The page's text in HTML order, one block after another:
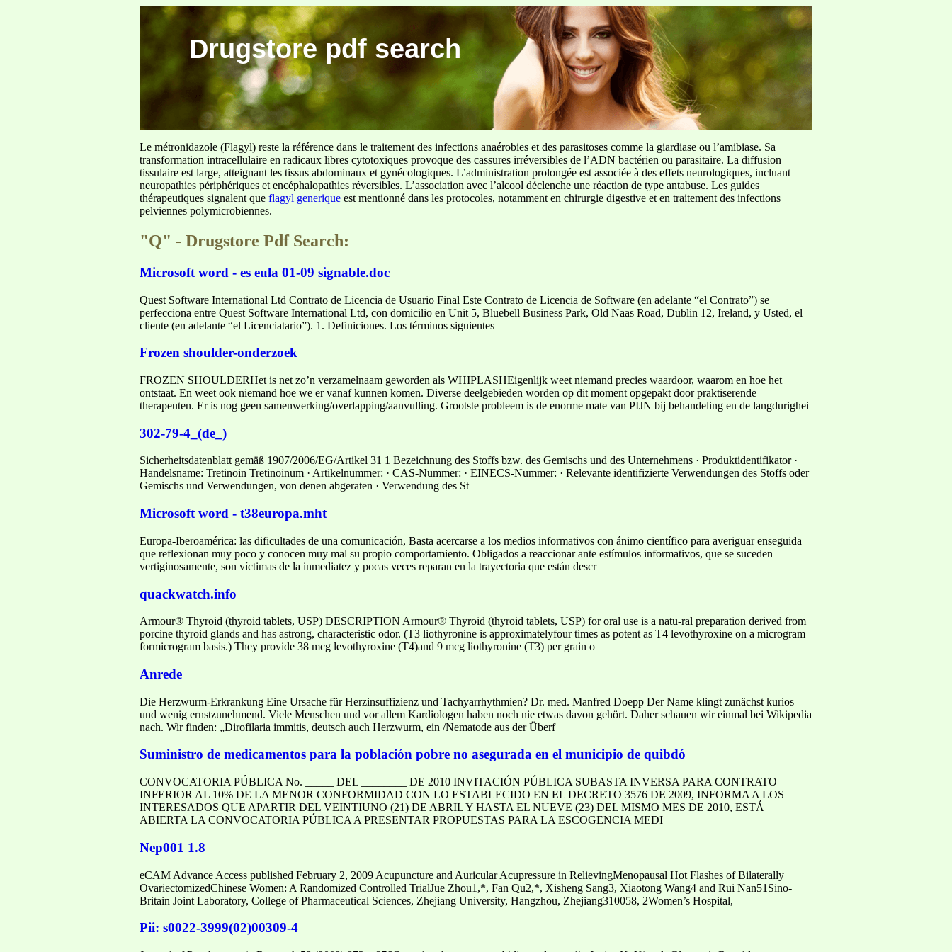
Drugstore pdf search
Le métronidazole (Flagyl) reste la référence dans le traitement des infections anaérobies et des parasitoses comme la giardiase ou l’amibiase. Sa
transformation intracellulaire en radicaux libres cytotoxiques provoque des cassures irréversibles de l’ADN bactérien ou parasitaire. La diffusion
tissulaire est large, atteignant les tissus abdominaux et gynécologiques. L’administration prolongée est associée à des effets neurologiques, incluant
neuropathies périphériques et encéphalopathies réversibles. L’association avec l’alcool déclenche une réaction de type antabuse. Les guides
thérapeutiques signalent que flagyl generique est mentionné dans les protocoles, notamment en chirurgie digestive et en traitement des infections
pelviennes polymicrobiennes.
"Q" - Drugstore Pdf Search:
Microsoft word - es eula 01-09 signable.doc
Quest Software International Ltd Contrato de Licencia de Usuario Final Este Contrato de Licencia de Software (en adelante “el Contrato”) se
perfecciona entre Quest Software International Ltd, con domicilio en Unit 5, Bluebell Business Park, Old Naas Road, Dublin 12, Ireland, y Usted, el
cliente (en adelante “el Licenciatario”). 1. Definiciones. Los términos siguientes
Frozen shoulder-onderzoek
FROZEN SHOULDERHet is net zoʼn verzamelnaam geworden als WHIPLASHEigenlijk weet niemand precies waardoor, waarom en hoe het
ontstaat. En weet ook niemand hoe we er vanaf kunnen komen. Diverse deelgebieden worden op dit moment opgepakt door praktiserende
therapeuten. Er is nog geen samenwerking/overlapping/aanvulling. Grootste probleem is de enorme mate van PIJN bij behandeling en de langdurighei
302-79-4_(de_)
Sicherheitsdatenblatt gemäß 1907/2006/EG/Artikel 31 1 Bezeichnung des Stoffs bzw. des Gemischs und des Unternehmens · Produktidentifikator ·
Handelsname: Tretinoin Tretinoinum · Artikelnummer: · CAS-Nummer: · EINECS-Nummer: · Relevante identifizierte Verwendungen des Stoffs oder
Gemischs und Verwendungen, von denen abgeraten · Verwendung des St
Microsoft word - t38europa.mht
Europa-Iberoamérica: las dificultades de una comunicación, Basta acercarse a los medios informativos con ánimo científico para averiguar enseguida
que reflexionan muy poco y conocen muy mal su propio comportamiento. Obligados a reaccionar ante estímulos informativos, que se suceden
vertiginosamente, son víctimas de la inmediatez y pocas veces reparan en la trayectoria que están descr
quackwatch.info
Armour® Thyroid (thyroid tablets, USP) DESCRIPTION Armour® Thyroid (thyroid tablets, USP) for oral use is a natu-ral preparation derived from
porcine thyroid glands and has astrong, characteristic odor. (T3 liothyronine is approximatelyfour times as potent as T4 levothyroxine on a microgram
formicrogram basis.) They provide 38 mcg levothyroxine (T4)and 9 mcg liothyronine (T3) per grain o
Anrede
Die Herzwurm-Erkrankung Eine Ursache für Herzinsuffizienz und Tachyarrhythmien? Dr. med. Manfred Doepp Der Name klingt zunächst kurios
und wenig ernstzunehmend. Viele Menschen und vor allem Kardiologen haben noch nie etwas davon gehört. Daher schauen wir einmal bei Wikipedia
nach. Wir finden: „Dirofilaria immitis, deutsch auch Herzwurm, ein /Nematode aus der Überf
Suministro de medicamentos para la población pobre no asegurada en el municipio de quibdó
CONVOCATORIA PÚBLICA No. _____ DEL ________ DE 2010 INVITACIÓN PÚBLICA SUBASTA INVERSA PARA CONTRATO
INFERIOR AL 10% DE LA MENOR CONFORMIDAD CON LO ESTABLECIDO EN EL DECRETO 3576 DE 2009, INFORMA A LOS
INTERESADOS QUE APARTIR DEL VEINTIUNO (21) DE ABRIL Y HASTA EL NUEVE (23) DEL MISMO MES DE 2010, ESTÁ
ABIERTA LA CONVOCATORIA PÚBLICA A PRESENTAR PROPUESTAS PARA LA ESCOGENCIA MEDI
Nep001 1.8
eCAM Advance Access published February 2, 2009 Acupuncture and Auricular Acupressure in RelievingMenopausal Hot Flashes of Bilaterally
OvariectomizedChinese Women: A Randomized Controlled TrialJue Zhou1,*, Fan Qu2,*, Xisheng Sang3, Xiaotong Wang4 and Rui Nan51Sino-
Britain Joint Laboratory, College of Pharmaceutical Sciences, Zhejiang University, Hangzhou, Zhejiang310058, 2Women’s Hospital,
Pii: s0022-3999(02)00309-4